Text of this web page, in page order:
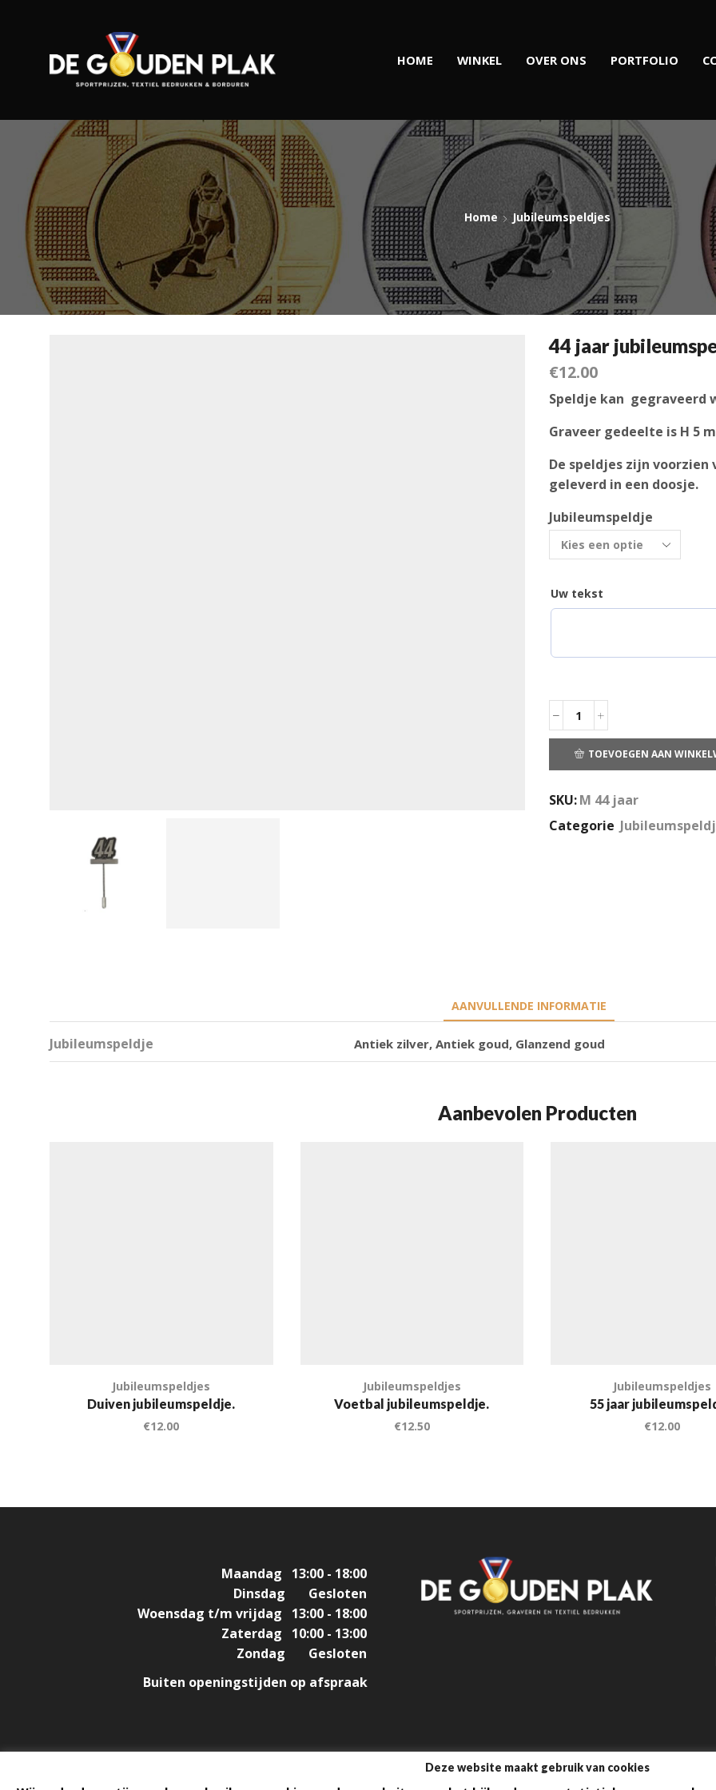
HOME WINKEL OVER ONS PORTFOLIO
Home Jubileumspeldjes
44 jaar
€12.00
Speldje kan gegraveerd
Graveer gedeelte is H 5
De speldjes zijn
geleverd in een doosje.
Jubileumspeldje
Uw tekst
TOEVOEGEN AAN
SKU:M 44 jaar
Categorie
AANVULLENDE INFORMATIE
Jubileumspeldje Antiek zilver, Antiek goud, Glanzend goud
Aanbevolen Producten
Jubileumspeldjes
Duiven jubileumspeldje.
€12.00
Jubileumspeldjes
Voetbal jubileumspeldje.
€12.50
Jubileumspeldjes
55 jaar
€12.00
Maandag
13:00 - 18:00
Dinsdag
Gesloten
Woensdag t/m vrijdag
13:00 - 18:00
Zaterdag
10:00 - 13:00
Zondag
Gesloten
Buiten openingstijden op afspraak
Deze website maakt gebruik van cookies